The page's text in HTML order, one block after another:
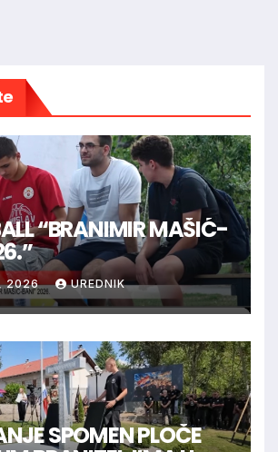
“BRANIMIR MAŠIĆ-
2026 UREDNIK
SPOMEN PLOČE